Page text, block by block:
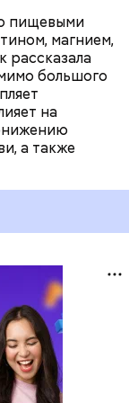
пищевыми
магнием,
рассказала
большого
на
а также